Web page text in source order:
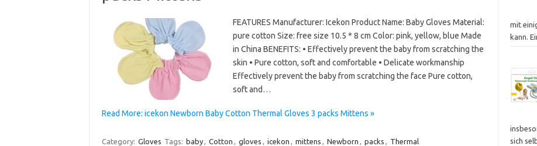
FEATURES Manufacturer: Icekon Product Name: Baby Gloves Material:
pure cotton Size: free size 10.5 * 8 cm Color: pink, yellow, blue Made
in China BENEFITS: • Effectively prevent the baby from scratching the
skin • Pure cotton, soft and comfortable • Delicate workmanship
Effectively prevent the baby from scratching the face Pure cotton,
soft and…
Read More: icekon Newborn Baby Cotton Thermal Gloves 3 packs Mittens »
Category: Gloves Tags: baby, Cotton , gloves , icekon , mittens , Newborn , packs , Thermal
mit
kann.
sich